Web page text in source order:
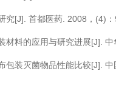
究[J]. 首都医药. 2008，(4)：
材料的应用与研究进展[J].
装灭菌物品性能比较[J].